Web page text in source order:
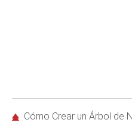
Cómo Crear un Árbol de Navidad